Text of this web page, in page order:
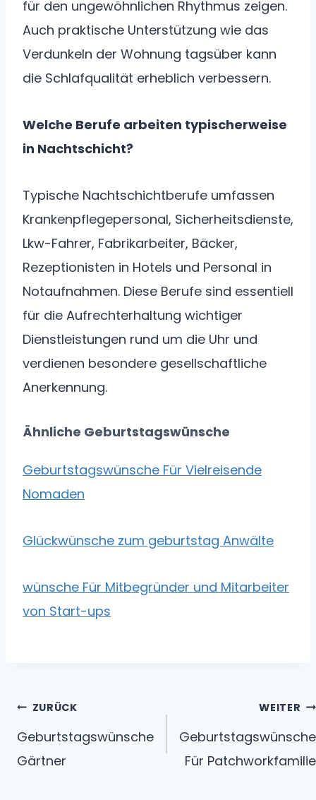
für den ungewöhnlichen Rhythmus zeigen.
Auch praktische Unterstützung wie das
Verdunkeln der Wohnung tagsüber kann
die Schlafqualität erheblich verbessern.
Welche Berufe arbeiten typischerweise
in Nachtschicht?
Typische Nachtschichtberufe umfassen
Krankenpflegepersonal, Sicherheitsdienste,
Lkw-Fahrer, Fabrikarbeiter, Bäcker,
Rezeptionisten in Hotels und Personal in
Notaufnahmen. Diese Berufe sind essentiell
für die Aufrechterhaltung wichtiger
Dienstleistungen rund um die Uhr und
verdienen besondere gesellschaftliche
Anerkennung.
Ähnliche Geburtstagswünsche
Geburtstagswünsche Für Vielreisende
Nomaden
Glückwünsche zum geburtstag Anwälte
wünsche Für Mitbegründer und Mitarbeiter
von Start-ups
Beitragsnavigation
ZURÜCK
Geburtstagswünsche
Gärtner
WEITER
Geburtstagswünsche
Für Patchworkfamilie